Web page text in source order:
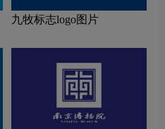
九牧标志logo图片